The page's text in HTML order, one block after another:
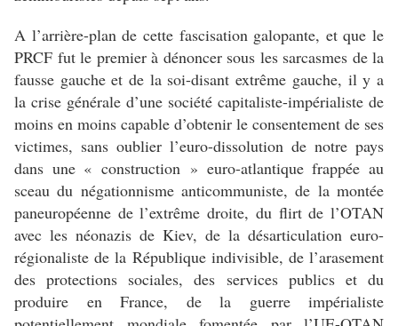
A l’arrière-plan de cette fascisation galopante, et que le
PRCF fut le premier à dénoncer sous les sarcasmes de la
fausse gauche et de la soi-disant extrême gauche, il y a
la crise générale d’une société capitaliste-impérialiste de
moins en moins capable d’obtenir le consentement de ses
victimes, sans oublier l’euro-dissolution de notre pays
dans une « construction » euro-atlantique frappée au
sceau du négationnisme anticommuniste, de la montée
paneuropéenne de l’extrême droite, du flirt de l’OTAN
avec les néonazis de Kiev, de la désarticulation euro-
régionaliste de la République indivisible, de l’arasement
des protections sociales, des services publics et du
produire en France, de la guerre impérialiste